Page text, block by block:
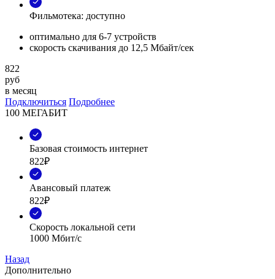
Фильмотека: доступно
оптимально для 6-7 устройств
скорость скачивания до 12,5 Мбайт/сек
822
руб
в месяц
Подключиться Подробнее
100 МЕГАБИТ
Базовая стоимость интернет
822₽
Авансовый платеж
822₽
Скорость локальной сети
1000 Мбит/с
Назад
Дополнительно